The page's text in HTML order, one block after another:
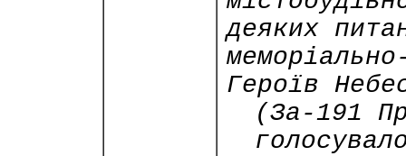
деяких
Героїв
(За-191